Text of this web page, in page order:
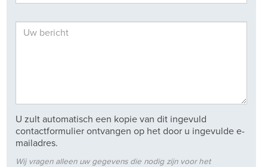
U zult automatisch een kopie van dit ingevuld
contactformulier ontvangen op het door u ingevulde e-
mailadres.
Wij vragen alleen uw gegevens die nodig zijn voor het